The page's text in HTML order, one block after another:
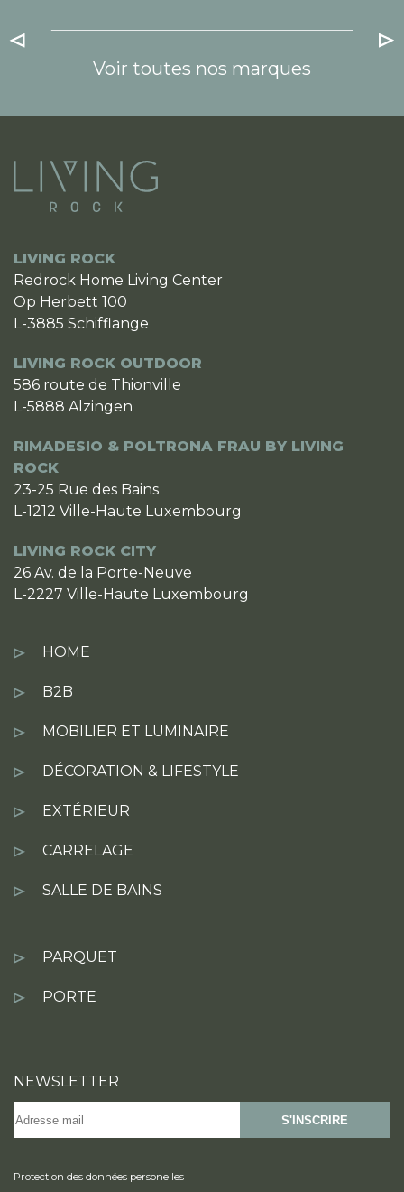
Voir toutes nos marques
LIVING ROCK
Redrock Home Living Center
Op Herbett 100
L-3885 Schifflange
LIVING ROCK OUTDOOR
586 route de Thionville
L-5888 Alzingen
RIMADESIO & POLTRONA FRAU BY LIVING
ROCK
23-25 Rue des Bains
L-1212 Ville-Haute Luxembourg
LIVING ROCK CITY
26 Av. de la Porte-Neuve
L-2227 Ville-Haute Luxembourg
HOME
B2B
MOBILIER ET LUMINAIRE
DÉCORATION & LIFESTYLE
EXTÉRIEUR
CARRELAGE
SALLE DE BAINS
PARQUET
PORTE
NEWSLETTER
S'INSCRIRE
Protection des données personelles